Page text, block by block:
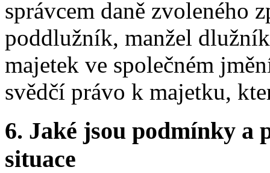
správcem daně zvoleného
poddlužník, manžel
majetek ve společném
svědčí právo k majetku,
6. Jaké jsou podmínky a
situace